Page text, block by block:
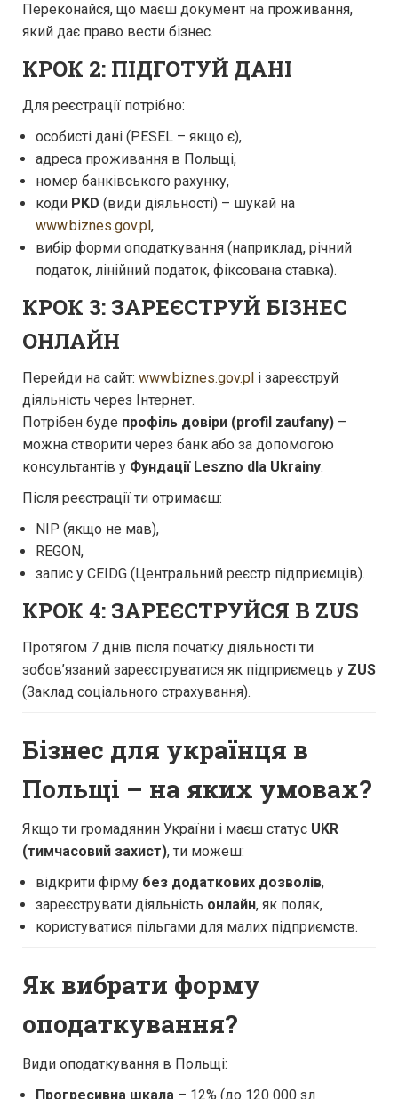
Переконайся, що маєш документ на проживання,
який дає право вести бізнес.
КРОК 2: ПІДГОТУЙ ДАНІ
Для реєстрації потрібно:
особисті дані (PESEL – якщо є),
адреса проживання в Польщі,
номер банківського рахунку,
коди PKD (види діяльності) – шукай на
www.biznes.gov.pl,
вибір форми оподаткування (наприклад, річний
податок, лінійний податок, фіксована ставка).
КРОК 3: ЗАРЕЄСТРУЙ БІЗНЕС
ОНЛАЙН
Перейди на сайт: www.biznes.gov.pl і зареєструй
діяльність через Інтернет.
Потрібен буде профіль довіри (profil zaufany) –
можна створити через банк або за допомогою
консультантів у Фундації Leszno dla Ukrainy.
Після реєстрації ти отримаєш:
NIP (якщо не мав),
REGON,
запис у CEIDG (Центральний реєстр підприємців).
КРОК 4: ЗАРЕЄСТРУЙСЯ В ZUS
Протягом 7 днів після початку діяльності ти
зобов’язаний зареєструватися як підприємець у ZUS
(Заклад соціального страхування).
Бізнес для українця в
Польщі – на яких умовах?
Якщо ти громадянин України і маєш статус UKR
(тимчасовий захист), ти можеш:
відкрити фірму без додаткових дозволів,
зареєструвати діяльність онлайн, як поляк,
користуватися пільгами для малих підприємств.
Як вибрати форму
оподаткування?
Види оподаткування в Польщі:
Прогресивна шкала – 12% (до 120 000 зл